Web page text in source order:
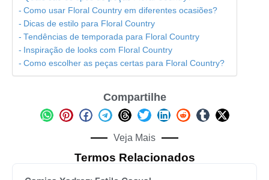
Como usar Floral Country em diferentes ocasiões?
Dicas de estilo para Floral Country
Tendências de temporada para Floral Country
Inspiração de looks com Floral Country
Como escolher as peças certas para Floral Country?
Compartilhe
Veja Mais
Termos Relacionados